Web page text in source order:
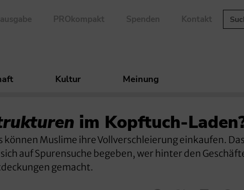
PROkompakt Spenden Kontakt
Kultur Meinung
im Kopftuch-
Muslime ihre Vollverschleierung einkaufen.
auf Spurensuche begeben, wer hinter den
gemacht.